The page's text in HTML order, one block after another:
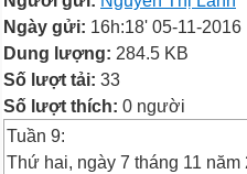
Ngày gửi: 16h:18' 05-11-2016
Dung lượng: 284.5 KB
Số lượt tải: 33
Số lượt thích: 0 người
Tuần 9:
Thứ hai, ngày 7 tháng 11 năm